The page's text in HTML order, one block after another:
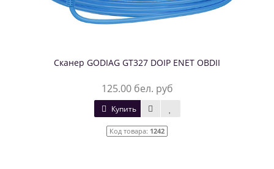
Cканер GODIAG GT327 DOIP ENET OBDII
125.00 бел. руб
Купить
Код товара: 1242